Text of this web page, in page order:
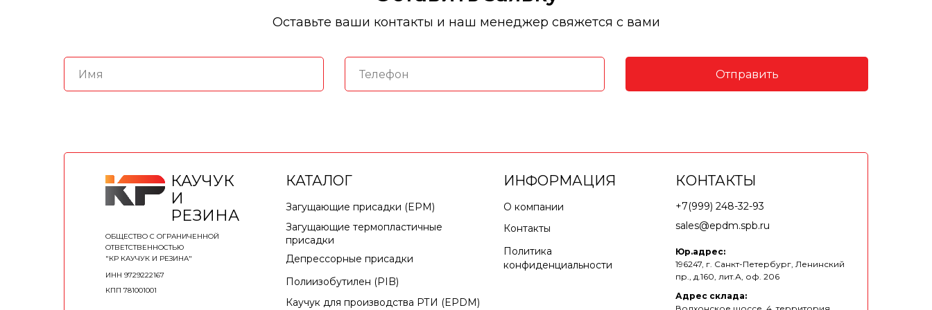
Оставьте ваши контакты и наш менеджер свяжется с вами
Отправить
КАУЧУК
И
РЕЗИНА
Загущающие присадки (EPM)
О компании
Контакты
Депрессорные присадки
Политика
конфиденциальности
ИНН 9729222167
КПП 781001001
Полиизобутилен (PIB)
Каучук для производства РТИ (EPDM)
КАТАЛОГ ИНФОРМАЦИЯ КОНТАКТЫ
+7(999) 248-32-93
ОБЩЕСТВО С ОГРАНИЧЕННОЙ
ОТВЕТСТВЕННОСТЬЮ
"КР КАУЧУК И РЕЗИНА"
Юр.адрес:
196247, г. Санкт-Петербург, Ленинский
пр., д.160, лит.А, оф. 206
Адрес склада:
sales@epdm.spb.ru
Загущающие термопластичные
присадки